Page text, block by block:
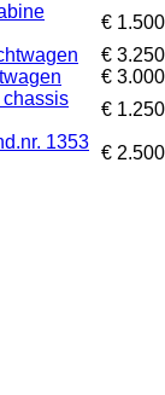
€ 1.500
€ 3.250
€ 3.000
chassis
€ 1.250
1353
€ 2.500